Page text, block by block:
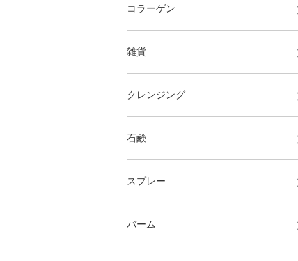
コラーゲン
雑貨
クレンジング
石鹸
スプレー
バーム